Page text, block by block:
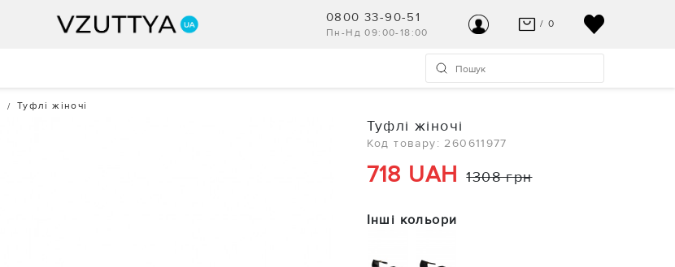
0800 33-90-51
Пн-Нд 09:00-18:00
/ 0
ВАШ КОШИК ПУСТИЙ
ПЕРЕГЛЯНУТИ
Туфлі жіночі
Туфлі жіночі
Код товару: 260611977
718 UAH 1308 грн
Інші кольори